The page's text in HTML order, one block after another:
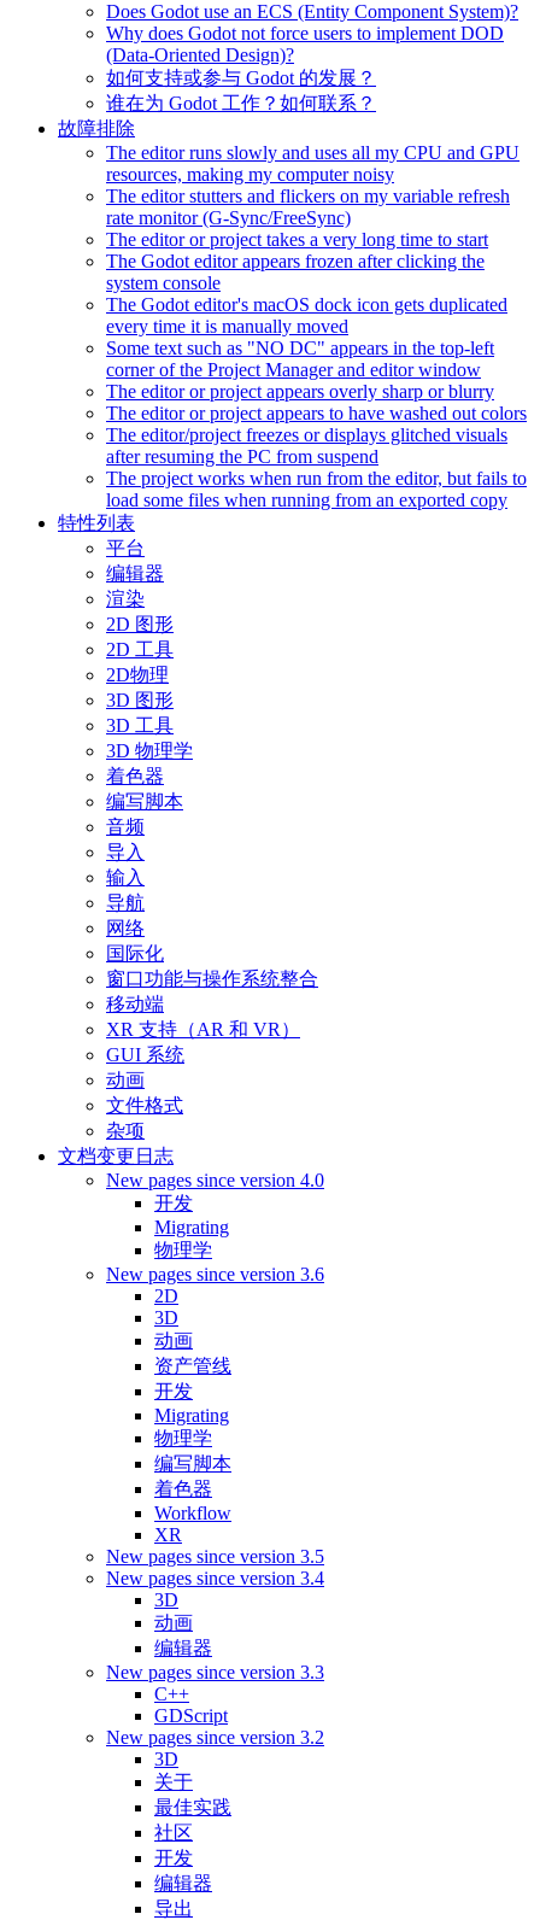
Does Godot use an ECS (Entity Component System)?
Why does Godot not force users to implement DOD
(Data-Oriented Design)?
如何支持或参与 Godot 的发展？
谁在为 Godot 工作？如何联系？
故障排除
The editor runs slowly and uses all my CPU and GPU
resources, making my computer noisy
The editor stutters and flickers on my variable refresh
rate monitor (G-Sync/FreeSync)
The editor or project takes a very long time to start
The Godot editor appears frozen after clicking the
system console
The Godot editor's macOS dock icon gets duplicated
every time it is manually moved
Some text such as "NO DC" appears in the top-left
corner of the Project Manager and editor window
The editor or project appears overly sharp or blurry
The editor or project appears to have washed out colors
The editor/project freezes or displays glitched visuals
after resuming the PC from suspend
The project works when run from the editor, but fails to
load some files when running from an exported copy
特性列表
平台
编辑器
渲染
2D 图形
2D 工具
2D物理
3D 图形
3D 工具
3D 物理学
着色器
编写脚本
音频
导入
输入
导航
网络
国际化
窗口功能与操作系统整合
移动端
XR 支持（AR 和 VR）
GUI 系统
动画
文件格式
杂项
文档变更日志
New pages since version 4.0
开发
Migrating
物理学
New pages since version 3.6
2D
3D
动画
资产管线
开发
Migrating
物理学
编写脚本
着色器
Workflow
XR
New pages since version 3.5
New pages since version 3.4
3D
动画
编辑器
New pages since version 3.3
C++
GDScript
New pages since version 3.2
3D
关于
最佳实践
社区
开发
编辑器
导出